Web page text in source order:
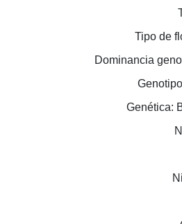
Tipo de
Dominancia
Genética: